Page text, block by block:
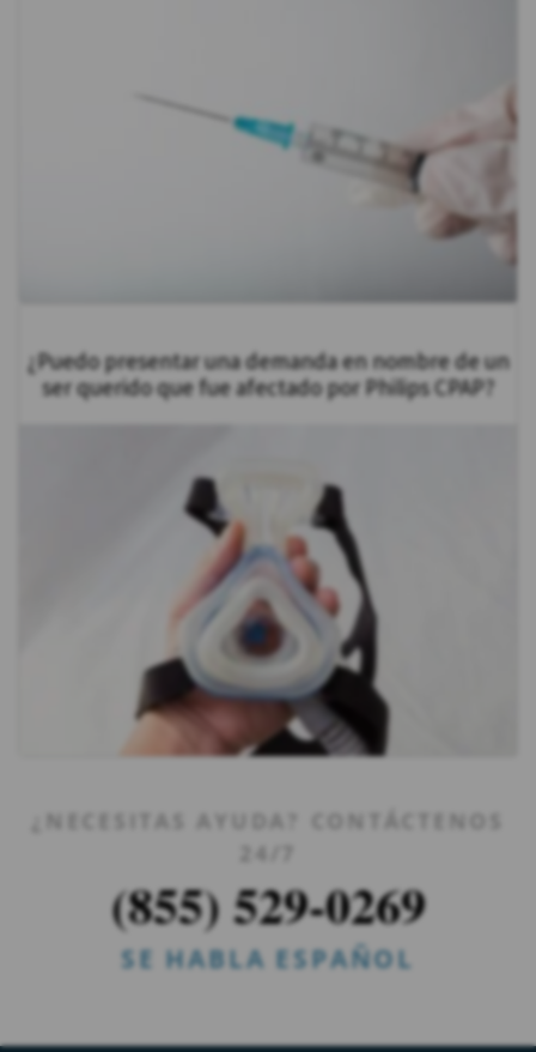
¿Puedo presentar una demanda en nombre de un
ser querido que fue afectado por Philips CPAP?
¿NECESITAS AYUDA? CONTÁCTENOS
24/7
(855) 529-0269
SE HABLA ESPAÑOL